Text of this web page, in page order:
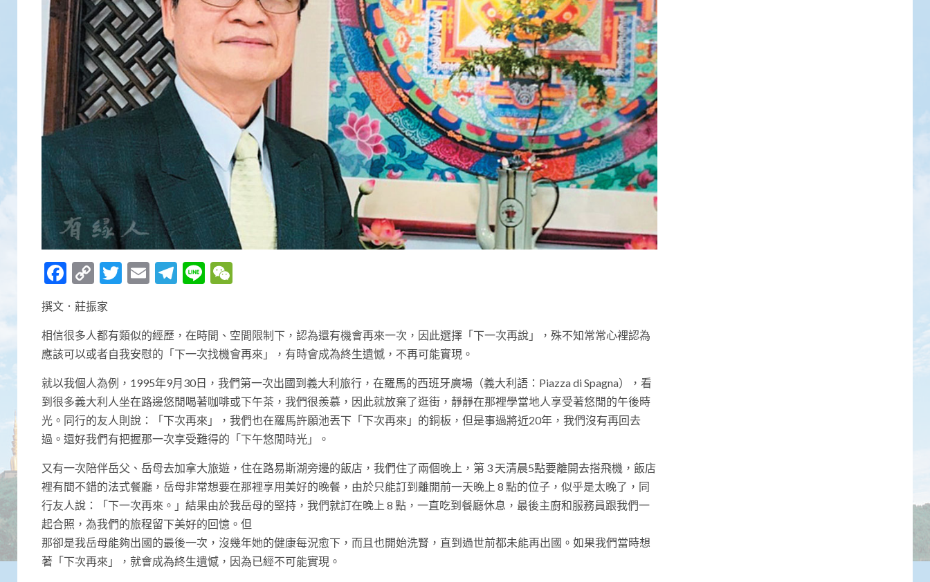
Facebook
Copy
Link
Twitter
EmailTelegram
Line
撰文．莊振家
相信很多人都有類似的經歷，在時間、空間限制下，認為還有機會再來一次，因此選擇「下一次再說」，殊不知常常心裡認為
應該可以或者自我安慰的「下一次找機會再來」，有時會成為終生遺憾，不再可能實現。
就以我個人為例，1995年9月30日，我們第一次出國到義大利旅行，在羅馬的西班牙廣場（義大利語：Piazza di Spagna），看
到很多義大利人坐在路邊悠閒喝著咖啡或下午茶，我們很羨慕，因此就放棄了逛街，靜靜在那裡學當地人享受著悠閒的午後時
光。同行的友人則說：「下次再來」，我們也在羅馬許願池丟下「下次再來」的銅板，但是事過將近20年，我們沒有再回去
過。還好我們有把握那一次享受難得的「下午悠閒時光」。
又有一次陪伴岳父、岳母去加拿大旅遊，住在路易斯湖旁邊的飯店，我們住了兩個晚上，第 3 天清晨5點要離開去搭飛機，飯店
裡有間不錯的法式餐廳，岳母非常想要在那裡享用美好的晚餐，由於只能訂到離開前一天晚上 8 點的位子，似乎是太晚了，同
行友人說：「下一次再來。」結果由於我岳母的堅持，我們就訂在晚上 8 點，一直吃到餐廳休息，最後主廚和服務員跟我們一
起合照，為我們的旅程留下美好的回憶。但
那卻是我岳母能夠出國的最後一次，沒幾年她的健康每況愈下，而且也開始洗腎，直到過世前都未能再出國。如果我們當時想
著「下次再來」，就會成為終生遺憾，因為已經不可能實現。